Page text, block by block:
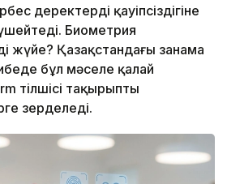
деректердің қауіпсіздігіне
Биометрия
жүйе? Қазақстандағы заңнама
бұл мәселе қалай
тілшісі тақырыпты
зерделеді.